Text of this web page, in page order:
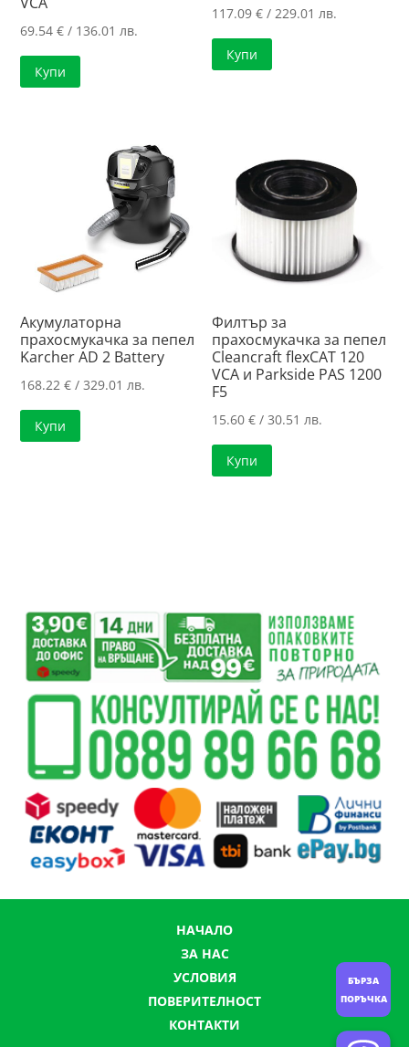
69.54€ / 136.01 лв.
Купи
117.09€ / 229.01 лв.
Купи
Акумулаторна
прахосмукачка за пепел
Karcher AD 2 Battery
168.22€ / 329.01 лв.
Купи
Филтър за
прахосмукачка за пепел
Cleancraft flexCAT 120
VCA и Parkside PAS 1200
F5
15.60€ / 30.51 лв.
Купи
НАЧАЛО
ЗА НАС
УСЛОВИЯ
ПОВЕРИТЕЛНОСТ
КОНТАКТИ
БЪРЗА
ПОРЪЧКА